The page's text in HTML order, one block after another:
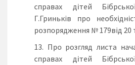
справах дітей
Г.Гриньків про
розпорядження № 179від 20
Про розгляд листа
справах дітей